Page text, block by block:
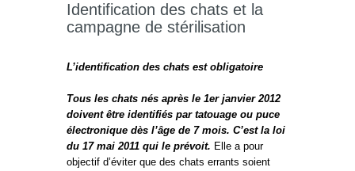
Identification des chats et la
campagne de stérilisation
L’identification des chats est obligatoire
Tous les chats nés après le 1er janvier 2012
doivent être identifiés par tatouage ou puce
électronique dès l’âge de 7 mois. C’est la loi
du 17 mai 2011 qui le prévoit. Elle a pour
objectif d’éviter que des chats errants soient